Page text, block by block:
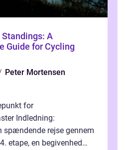
Standings: A
Guide for Cycling
Peter Mortensen
for
Indledning:
spændende rejse gennem
etape, en begivenhed